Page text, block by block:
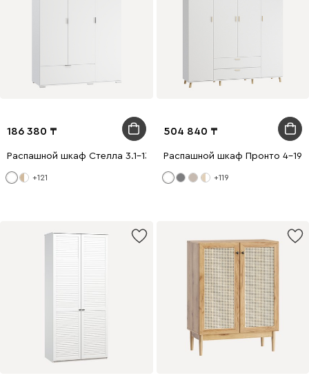
186 380
Распашной шкаф Стелла 3.1-130x200 Белый
+121
504 840
Распашной шкаф Пронто 4-
+119